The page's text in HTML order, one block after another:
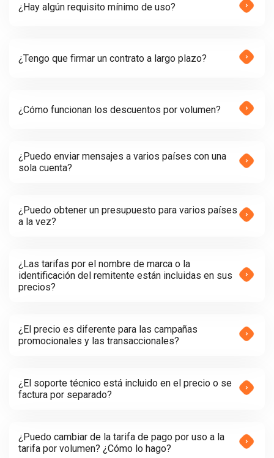
¿Hay algún requisito mínimo de uso?
¿Tengo que firmar un contrato a largo plazo?
¿Cómo funcionan los descuentos por volumen?
¿Puedo enviar mensajes a varios países con una
sola cuenta?
¿Puedo obtener un presupuesto para varios países
a la vez?
¿Las tarifas por el nombre de marca o la
identificación del remitente están incluidas en sus
precios?
¿El precio es diferente para las campañas
promocionales y las transaccionales?
¿El soporte técnico está incluido en el precio o se
factura por separado?
¿Puedo cambiar de la tarifa de pago por uso a la
tarifa por volumen? ¿Cómo lo hago?